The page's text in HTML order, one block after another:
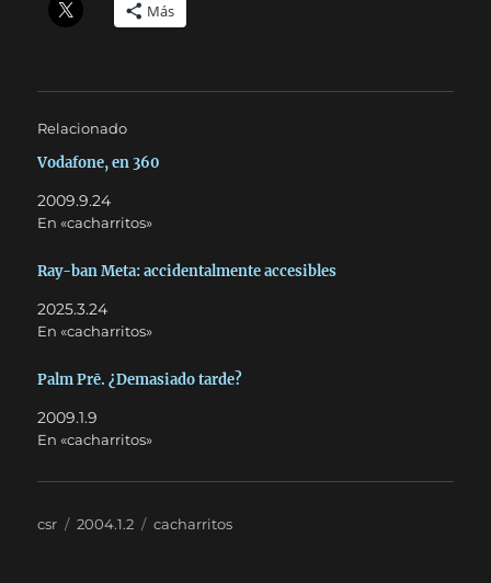
Más
Relacionado
Vodafone, en 360
2009.9.24
En «cacharritos»
Ray-ban Meta: accidentalmente accesibles
2025.3.24
En «cacharritos»
Palm Prē. ¿Demasiado tarde?
2009.1.9
En «cacharritos»
Autor
csr
Publicado
2004.1.2 Categorías
cacharritos